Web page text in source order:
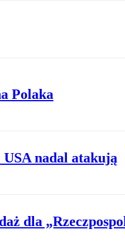
Polaka
nadal atakują
dla